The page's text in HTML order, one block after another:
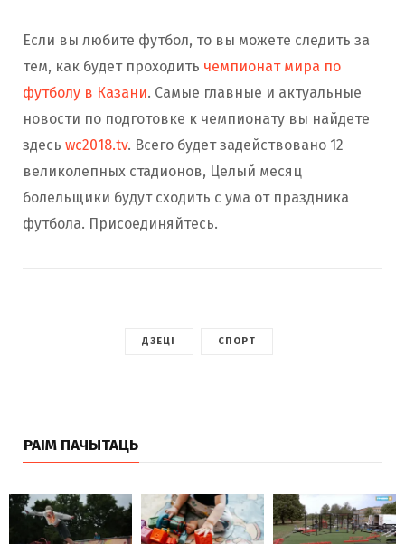
Если вы любите футбол, то вы можете следить за
тем, как будет проходить чемпионат мира по
футболу в Казани. Самые главные и актуальные
новости по подготовке к чемпионату вы найдете
здесь wc2018.tv. Всего будет задействовано 12
великолепных стадионов, Целый месяц
болельщики будут сходить с ума от праздника
футбола. Присоединяйтесь.
ДЗЕЦІ СПОРТ
РАІМ ПАЧЫТАЦЬ